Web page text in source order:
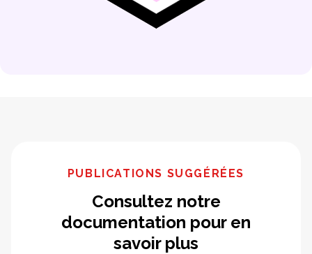
PUBLICATIONS SUGGÉRÉES
Consultez notre
documentation pour en
savoir plus